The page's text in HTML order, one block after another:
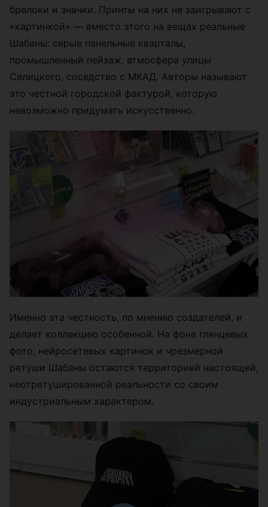
брелоки и значки. Принты на них не заигрывают с
«картинкой» — вместо этого на вещах реальные
Шабаны: серые панельные кварталы,
промышленный пейзаж, атмосфера улицы
Селицкого, соседство с МКАД. Авторы называют
это честной городской фактурой, которую
невозможно придумать искусственно.
Именно эта честность, по мнению создателей, и
делает коллекцию особенной. На фоне глянцевых
фото, нейросетевых картинок и чрезмерной
ретуши Шабаны остаются территорией настоящей,
неотретушированной реальности со своим
индустриальным характером.